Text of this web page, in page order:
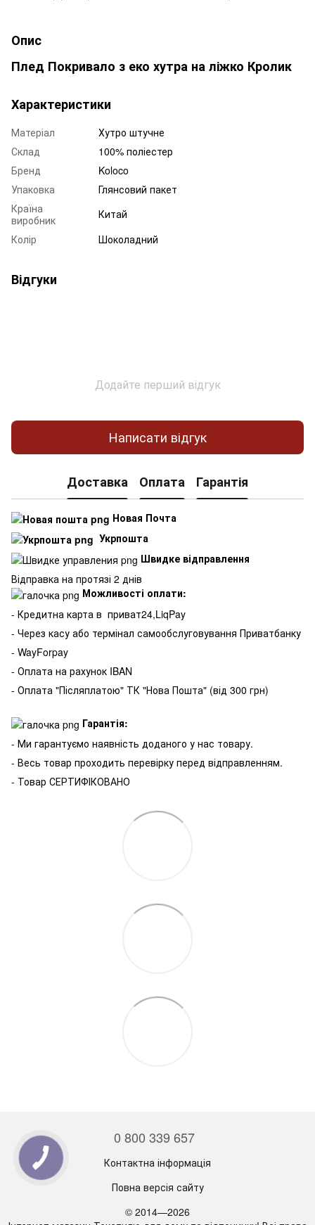
Опис
Плед Покривало з еко хутра на ліжко Кролик
Характеристики
Матеріал
Хутро штучне
Склад
100% поліестер
Бренд
Koloco
Упаковка
Глянсовий пакет
Країна
виробник
Китай
Колір
Шоколадний
Відгуки
Додайте перший відгук
Написати відгук
Доставка Оплата Гарантія
Новая Почта
Укрпошта
Швидке відправлення
Відправка на протязі 2 днів
Можливості оплати:
- Кредитна карта в приват24,LiqPay
- Через касу або термінал самообслуговування Приватбанку
- WayForpay
- Оплата на рахунок IBAN
- Оплата "Післяплатою" ТК "Нова Пошта" (від 300 грн)
Гарантія:
- Ми гарантуємо наявність доданого у нас товару.
- Весь товар проходить перевірку перед відправленням.
- Товар СЕРТИФІКОВАНО
0 800 339 657
Контактна інформація
Повна версія сайту
© 2014—2026